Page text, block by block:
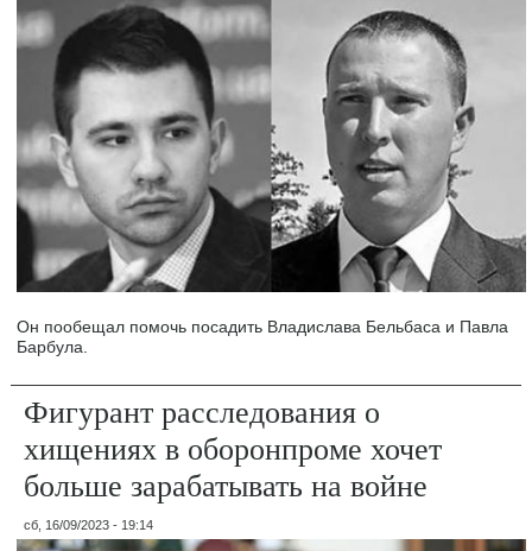
Он пообещал помочь посадить Владислава Бельбаса и Павла
Барбула.
Фигурант расследования о
хищениях в оборонпроме хочет
больше зарабатывать на войне
сб, 16/09/2023 - 19:14